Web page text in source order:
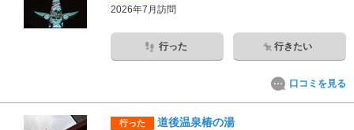
2026年7月訪問
行った 行きたい
口コミを見る
行った 道後温泉椿の湯